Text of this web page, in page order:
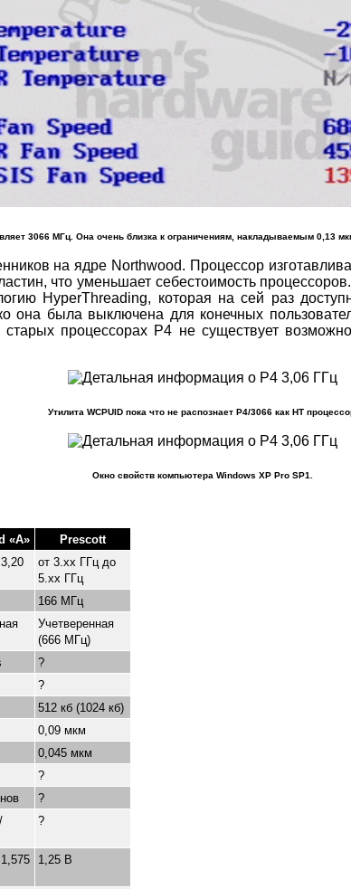
3066 МГц. Она очень близка к ограничениям, накладываемым 0,13
на ядре Northwood. Процессор
что уменьшает себестоимость
HyperThreading, которая на сей раз
она была выключена для конечных
процессорах P4 не существует
Утилита WCPUID пока что не распознает P4/3066 как HT
Окно свойств компьютера Windows XP Pro SP1.
«A»
Prescott
от 3.xx ГГц до
5.xx ГГц
166 МГц
Учетверенная
(666 МГц)
?
?
512 кб (1024 кб)
0,09 мкм
0,045 мкм
?
?
?
1,25 В